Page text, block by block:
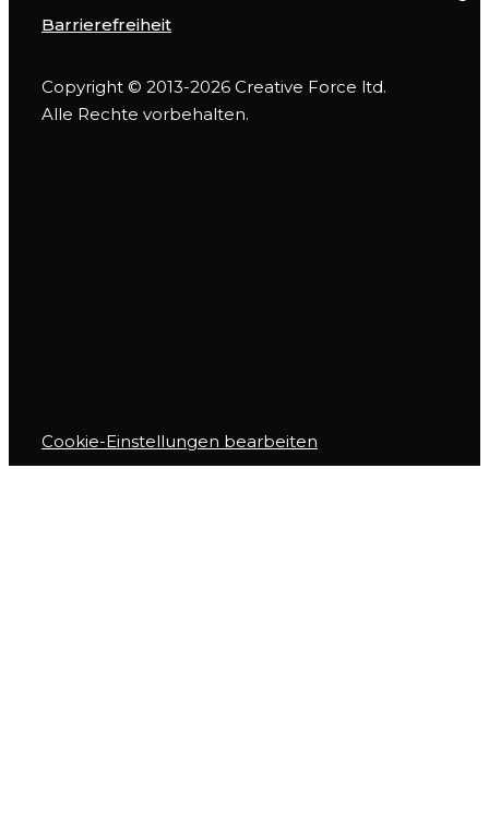
Barrierefreiheit
Copyright © 2013-2026 Creative Force ltd.
Alle Rechte vorbehalten.
Cookie-Einstellungen bearbeiten